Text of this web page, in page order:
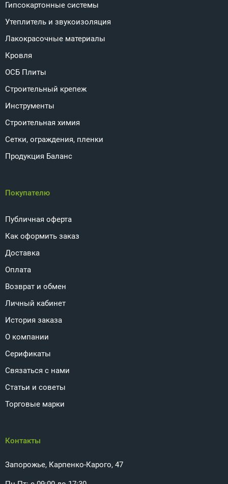
Гипсокартонные системы
Утеплитель и звукоизоляция
Лакокрасочные материалы
Кровля
ОСБ Плиты
Строительный крепеж
Инструменты
Строительная химия
Сетки, ограждения, пленки
Продукция Баланс
Покупателю
Публичная оферта
Как оформить заказ
Доставка
Оплата
Возврат и обмен
Личный кабинет
История заказа
О компании
Серификаты
Связаться с нами
Статьи и советы
Торговые марки
Контакты
Запорожье, Карпенко-Карого, 47